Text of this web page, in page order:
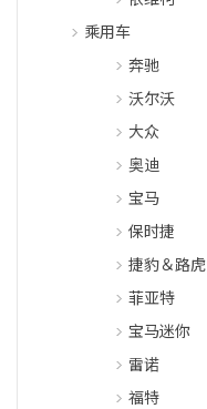
乘用车
奔驰
沃尔沃
大众
奥迪
宝马
保时捷
捷豹＆路虎
菲亚特
宝马迷你
雷诺
福特